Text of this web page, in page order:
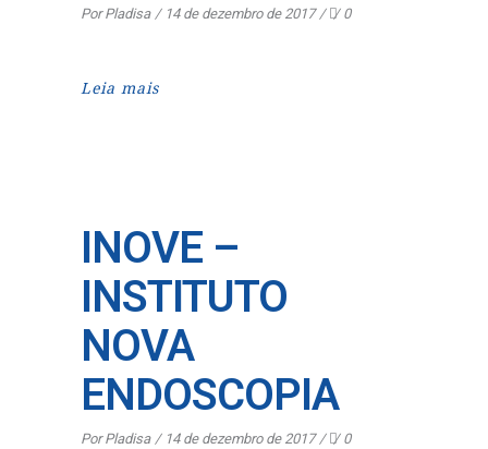
Por Pladisa 14 de dezembro de 2017 0
Leia mais
INOVE –
INSTITUTO
NOVA
ENDOSCOPIA
Por Pladisa 14 de dezembro de 2017 0